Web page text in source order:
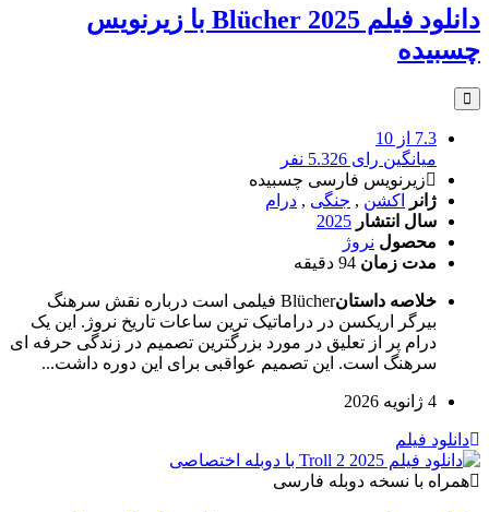
دانلود فیلم Blücher 2025 با زیرنویس
چسبیده
7.3 از 10
میانگین رای 5.326 نفر
زیرنویس فارسی چسبیده
ژانر
اکشن , جنگی , درام
سال انتشار 2025
محصول نروژ
مدت زمان 94 دقیقه
خلاصه داستان
Blücher فیلمی است درباره نقش سرهنگ
بیرگر اریکسن در دراماتیک ترین ساعات تاریخ نروژ. این یک
درام پر از تعلیق در مورد بزرگترین تصمیم در زندگی حرفه ای
سرهنگ است. این تصمیم عواقبی برای این دوره داشت...
4 ژانویه 2026
دانلود فیلم
همراه با نسخه دوبله فارسی